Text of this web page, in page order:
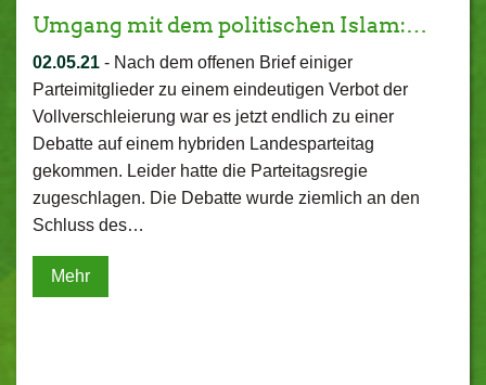
Umgang mit dem politischen Islam:…
02.05.21 - Nach dem offenen Brief einiger
Parteimitglieder zu einem eindeutigen Verbot der
Vollverschleierung war es jetzt endlich zu einer
Debatte auf einem hybriden Landesparteitag
gekommen. Leider hatte die Parteitagsregie
zugeschlagen. Die Debatte wurde ziemlich an den
Schluss des…
Mehr